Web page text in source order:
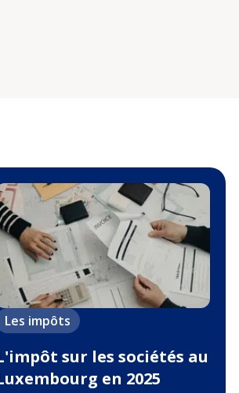
Les impôts
sur les sociétés au
en 2025